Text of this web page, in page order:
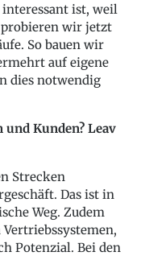
ist, weil
probieren wir jetzt
So bauen wir
auf eigene
dies notwendig
Kunden? Leav
Strecken
Das ist in
Weg. Zudem
Potenzial. Bei den